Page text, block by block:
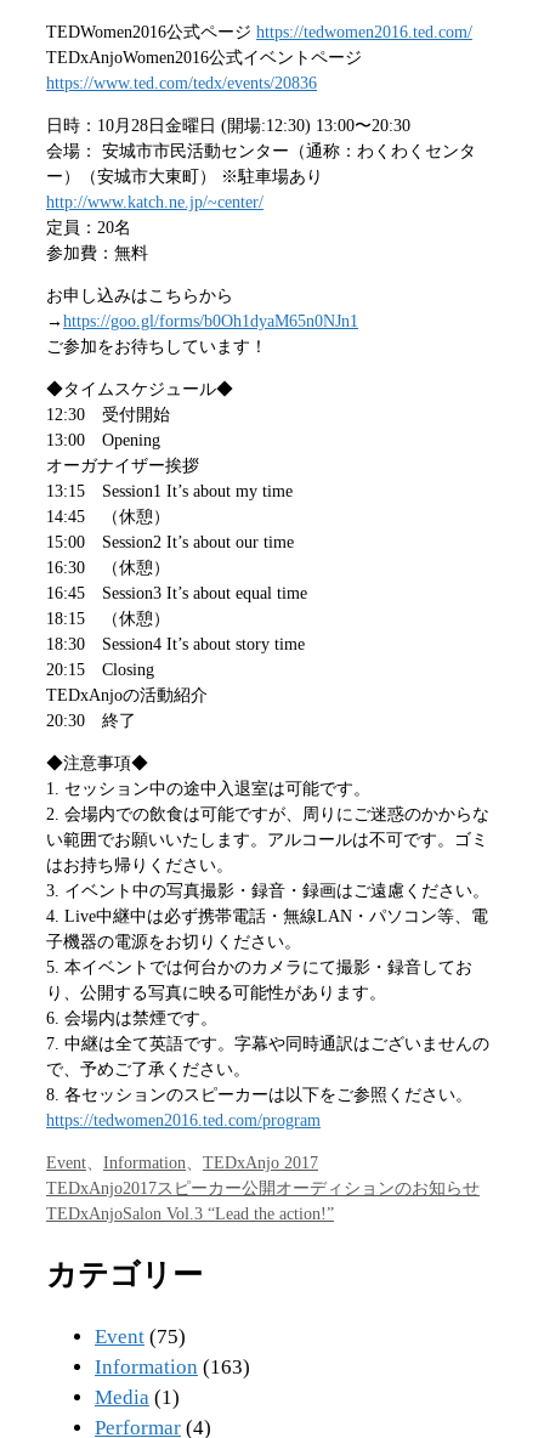
TEDWomen2016公式ページ https://tedwomen2016.ted.com/
TEDxAnjoWomen2016公式イベントページ
https://www.ted.com/tedx/events/20836
日時：10月28日金曜日 (開場:12:30) 13:00〜20:30
会場： 安城市市民活動センター（通称：わくわくセンタ
ー）（安城市大東町） ※駐車場あり
http://www.katch.ne.jp/~center/
定員：20名
参加費：無料
お申し込みはこちらから
→ https://goo.gl/forms/b0Oh1dyaM65n0NJn1
ご参加をお待ちしています！
◆タイムスケジュール◆
12:30 受付開始
13:00 Opening
オーガナイザー挨拶
13:15 Session1 It’s about my time
14:45 （休憩）
15:00 Session2 It’s about our time
16:30 （休憩）
16:45 Session3 It’s about equal time
18:15 （休憩）
18:30 Session4 It’s about story time
20:15 Closing
TEDxAnjoの活動紹介
20:30 終了
◆注意事項◆
1. セッション中の途中入退室は可能です。
2. 会場内での飲食は可能ですが、周りにご迷惑のかからな
い範囲でお願いいたします。アルコールは不可です。ゴミ
はお持ち帰りください。
3. イベント中の写真撮影・録音・録画はご遠慮ください。
4. Live中継中は必ず携帯電話・無線LAN・パソコン等、電
子機器の電源をお切りください。
5. 本イベントでは何台かのカメラにて撮影・録音してお
り、公開する写真に映る可能性があります。
6. 会場内は禁煙です。
7. 中継は全て英語です。字幕や同時通訳はございませんの
で、予めご了承ください。
8. 各セッションのスピーカーは以下をご参照ください。
https://tedwomen2016.ted.com/program
カ
テ
ゴ
ー
Event Information
TEDxAnjo 2017
TEDxAnjo2017スピーカー公開オーディションのお知らせ
TEDxAnjoSalon Vol.3 “Lead the action!”
カテゴリー
Event (75)
Information (163)
Media (1)
Performar (4)